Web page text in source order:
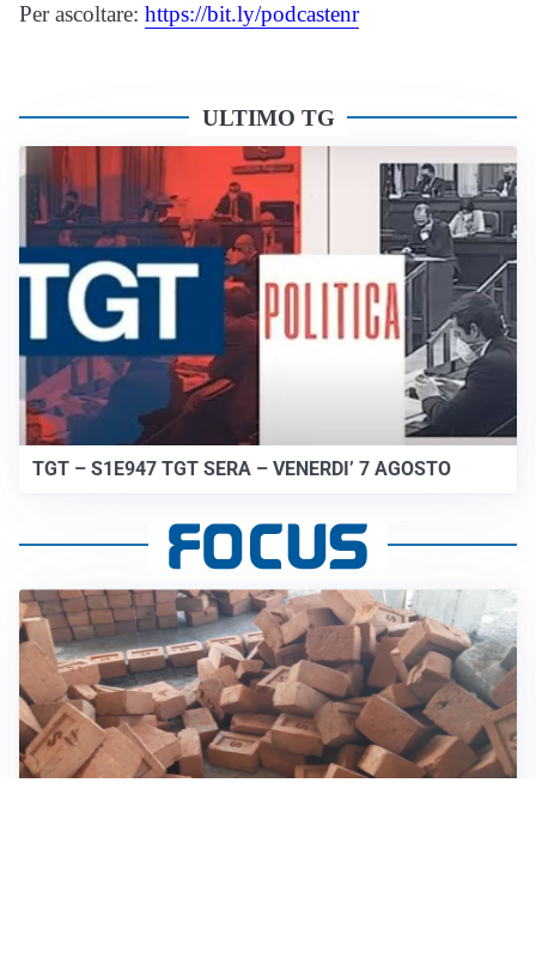
Per ascoltare: https://bit.ly/podcastenr
ULTIMO TG
TGT – S1E947 TGT SERA – VENERDI’ 7 AGOSTO